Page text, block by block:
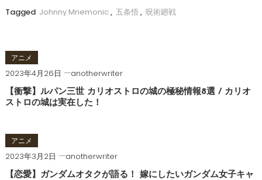
Tagged Johnny Mnemonic , 五条悟, 呪術廻戦
アニメ
2023年4月26日 anotherwriter
【衝撃】ルパン三世 カリオストロの城の極秘情報8選 / カリオ
ストロの城は実在した！
アニメ
2023年3月2日 anotherwriter
【恋愛】ガンダムオタクが語る！ 嫁にしたいガンダム女子キャ